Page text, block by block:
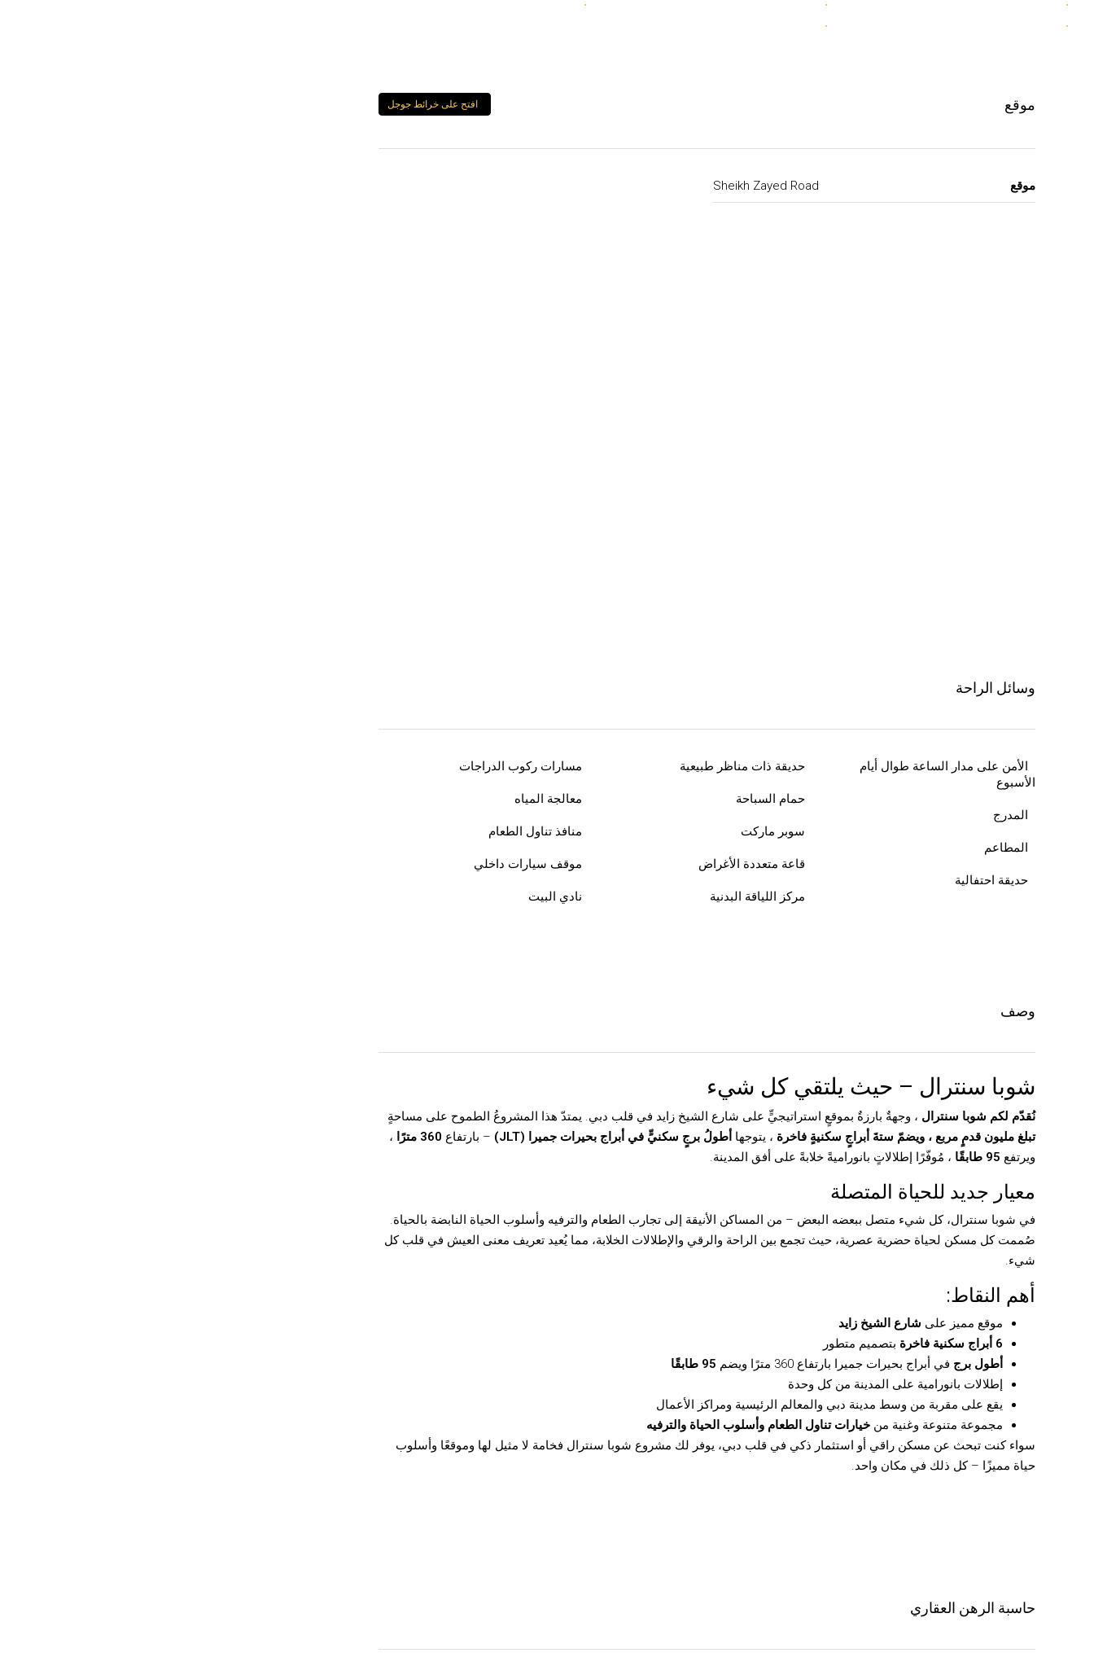
موقع افتح على خرائط جوجل
موقع Sheikh Zayed Road
وسائل الراحة
الأمن على مدار الساعة طوال أيام
الأسبوع
المدرج
المطاعم
حديقة احتفالية
حديقة ذات مناظر طبيعية
حمام السباحة
سوبر ماركت
قاعة متعددة الأغراض
مركز اللياقة البدنية
مسارات ركوب الدراجات
معالجة المياه
منافذ تناول الطعام
موقف سيارات داخلي
نادي البيت
وصف
شوبا سنترال – حيث يلتقي كل شيء
نُقدّم لكم شوبا سنترال ، وجهةٌ بارزةٌ بموقعٍ استراتيجيٍّ على شارع الشيخ زايد في قلب دبي. يمتدّ هذا المشروعُ الطموح على مساحةٍ
تبلغ مليون قدمٍ مربع ، ويضمّ ستةَ أبراجٍ سكنيةٍ فاخرة ، يتوجها أطولُ برجٍ سكنيٍّ في أبراج بحيرات جميرا (JLT) – بارتفاع 360 مترًا
،
ويرتفع 95 طابقًا ، مُوفّرًا إطلالاتٍ بانوراميةً خلابةً على أفق المدينة.
معيار جديد للحياة المتصلة
في شوبا سنترال، كل شيء متصل ببعضه البعض – من المساكن الأنيقة إلى تجارب الطعام والترفيه وأسلوب الحياة النابضة بالحياة.
صُممت كل مسكن لحياة حضرية عصرية، حيث تجمع بين الراحة والرقي والإطلالات الخلابة، مما يُعيد تعريف معنى العيش في قلب كل
شيء.
أهم النقاط:
موقع مميز على شارع الشيخ زايد
6 أبراج سكنية فاخرة
بتصميم متطور
أطول برج في أبراج بحيرات جميرا بارتفاع 360 مترًا ويضم
95 طابقًا
إطلالات بانورامية على المدينة من كل وحدة
يقع على مقربة من وسط مدينة دبي والمعالم الرئيسية ومراكز الأعمال
مجموعة متنوعة وغنية من خيارات تناول الطعام وأسلوب الحياة والترفيه
سواء كنت تبحث عن مسكن راقي أو استثمار ذكي في قلب دبي، يوفر لك مشروع شوبا سنترال فخامة لا مثيل لها وموقعًا وأسلوب
حياة مميزًا – كل ذلك في مكان واحد.
حاسبة الرهن العقاري